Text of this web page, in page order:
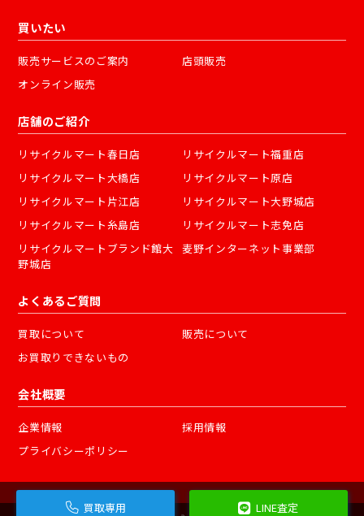
買いたい
販売サービスのご案内
店頭販売
オンライン販売
店舗のご紹介
リサイクルマート春日店
リサイクルマート福重店
リサイクルマート大橋店
リサイクルマート原店
リサイクルマート片江店
リサイクルマート大野城店
リサイクルマート糸島店
リサイクルマート志免店
リサイクルマートブランド館大
野城店
麦野インターネット事業部
よくあるご質問
買取について
販売について
お買取りできないもの
会社概要
企業情報
採用情報
プライバシーポリシー
買取専用 LINE査定